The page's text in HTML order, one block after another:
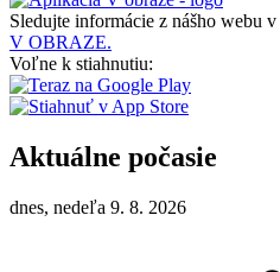
Sledujte informácie z nášho webu v
V OBRAZE.
Voľne k stiahnutiu:
Aktuálne počasie
dnes, nedeľa 9. 8. 2026